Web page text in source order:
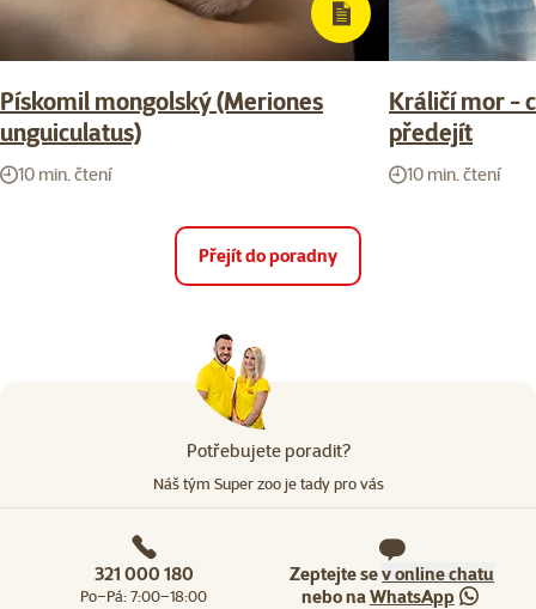
Pískomil mongolský (Meriones
unguiculatus)
10 min. čtení
Králičí mor -
předejít
10 min. čtení
Přejít do poradny
Potřebujete poradit?
Náš tým Super zoo je tady pro vás
321 000 180
Po–Pá: 7:00–18:00
Zeptejte sev online chatu
nebo naWhatsApp